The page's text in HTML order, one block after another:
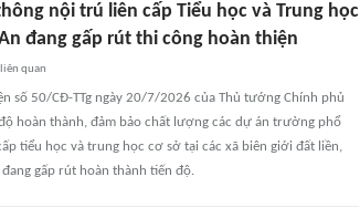
nội trú liên cấp Tiểu học và Trung học
đang gấp rút thi công hoàn thiện
liên quan
số 50/CĐ-TTg ngày 20/7/2026 của Thủ tướng Chính phủ
hoàn thành, đảm bảo chất lượng các dự án trường phổ
tiểu học và trung học cơ sở tại các xã biên giới đất liền,
gấp rút hoàn thành tiến độ.